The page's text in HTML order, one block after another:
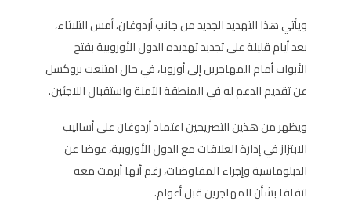
ويأتي هذا التهديد الجديد من جانب أردوغان، أمس الثلاثاء،
بعد أيام قليلة على تجديد تهديده الدول الأوروبية بفتح
الأبواب أمام المهاجرين إلى أوروبا، في حال امتنعت بروكسل
عن تقديم الدعم له في المنطقة الآمنة واستقبال اللاجئين.
ويظهر من هذين التصريحين اعتماد أردوغان على أساليب
الابتزاز في إدارة العلاقات مع الدول الأوروبية، عوضا عن
الدبلوماسية وإجراء المفاوضات، رغم أنها أبرمت معه
اتفاقا بشأن المهاجرين قبل أعوام.